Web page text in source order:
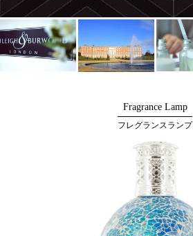
Fragrance Lamp
フレグランスランプ